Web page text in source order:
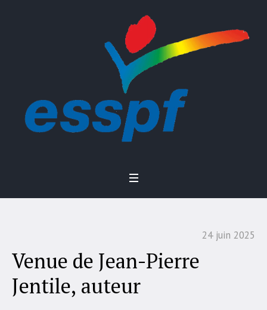
24 juin 2025
Venue de Jean-Pierre
Jentile, auteur